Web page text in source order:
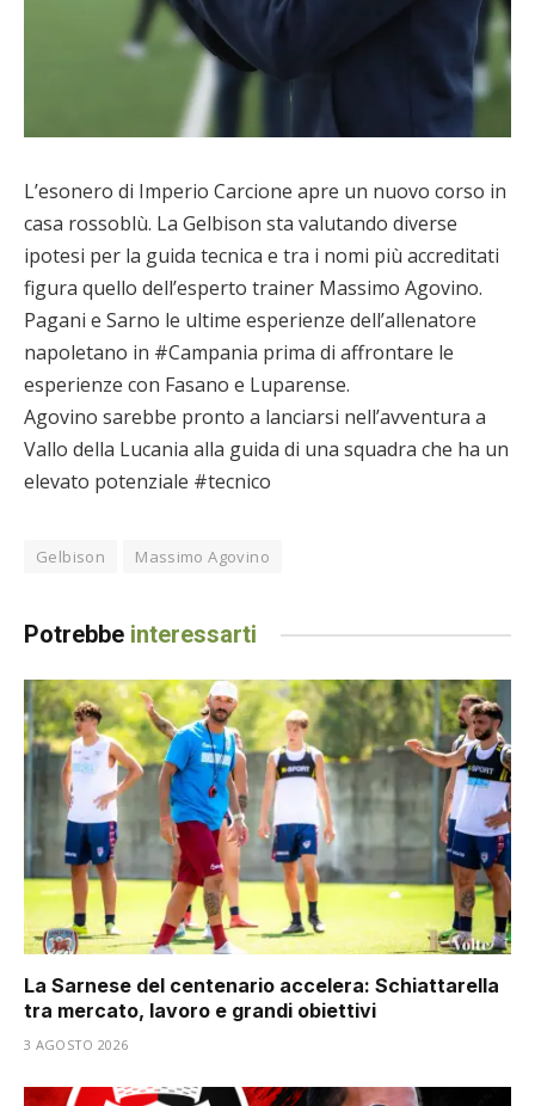
L’esonero di Imperio Carcione apre un nuovo corso in
casa rossoblù. La Gelbison sta valutando diverse
ipotesi per la guida tecnica e tra i nomi più accreditati
figura quello dell’esperto trainer Massimo Agovino.
Pagani e Sarno le ultime esperienze dell’allenatore
napoletano in #Campania prima di affrontare le
esperienze con Fasano e Luparense.
Agovino sarebbe pronto a lanciarsi nell’avventura a
Vallo della Lucania alla guida di una squadra che ha un
elevato potenziale #tecnico
Gelbison Massimo Agovino
Potrebbe interessarti
La Sarnese del centenario accelera: Schiattarella
tra mercato, lavoro e grandi obiettivi
3 AGOSTO 2026